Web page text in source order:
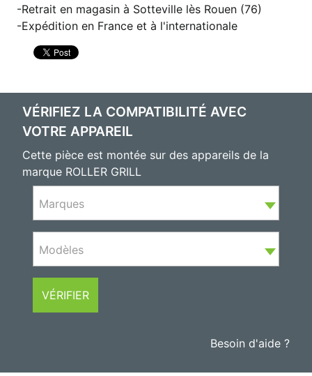
Retrait en magasin à Sotteville lès Rouen (76)
Expédition en France et à l'internationale
VÉRIFIEZ LA COMPATIBILITÉ AVEC
VOTRE APPAREIL
Cette pièce est montée sur des appareils de la
marque ROLLER GRILL
Marques
Modèles
VÉRIFIER
Besoin d'aide ?